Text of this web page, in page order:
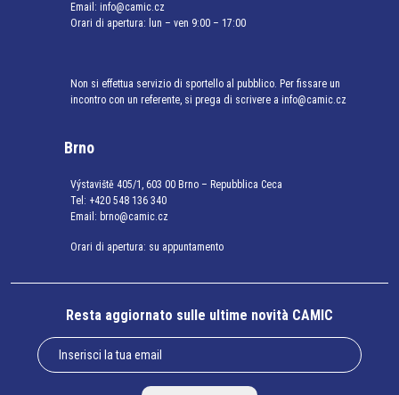
Email: info@camic.cz
Orari di apertura: lun – ven 9:00 – 17:00
Non si effettua servizio di sportello al pubblico. Per fissare un
incontro con un referente, si prega di scrivere a info@camic.cz
Brno
Výstaviště 405/1, 603 00 Brno – Repubblica Ceca
Tel: +420 548 136 340
Email: brno@camic.cz
Orari di apertura: su appuntamento
Resta aggiornato sulle ultime novità CAMIC